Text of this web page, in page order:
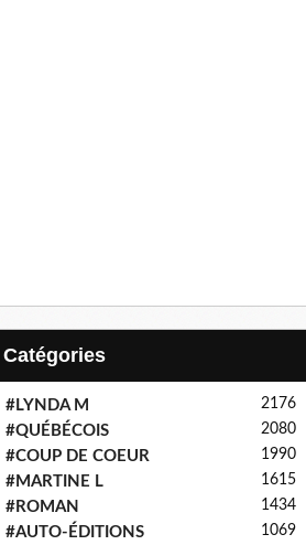
Catégories
#LYNDA M 2176
#QUÉBÉCOIS 2080
#COUP DE COEUR 1990
#MARTINE L 1615
#ROMAN 1434
#AUTO-ÉDITIONS 1069